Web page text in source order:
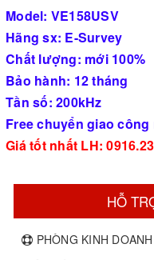
Model: VE158USV
Hãng sx: E-Survey
Chất lượng: mới 100%
Bảo hành: 12 tháng
Tần số: 200kHz
Free chuyển giao công
Giá tốt nhất LH:
HỖ
PHÒNG KINH DOANH